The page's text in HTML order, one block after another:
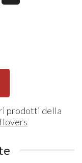
prodotti della
lovers